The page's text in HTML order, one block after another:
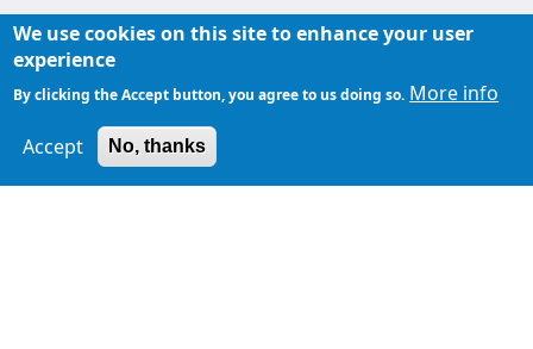
FOOTER MENU
Liens du moments
TopFM en direct
Nos podcasts Liens groupe
Liens Utiles
We use cookies on this site to enhance your user
experience
By clicking the Accept button, you agree to us doing so. More info
Accept No, thanks